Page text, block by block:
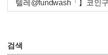
검색